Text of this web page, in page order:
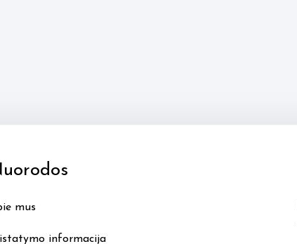
mus
informacija